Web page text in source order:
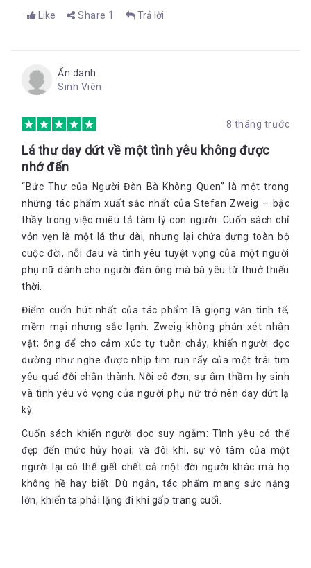
Like Share 1 Trả lời
Ẩn danh
Sinh Viên
8 tháng trước
Lá thư day dứt về một tình yêu không được
nhớ đến
“Bức Thư của Người Đàn Bà Không Quen” là một trong
những tác phẩm xuất sắc nhất của Stefan Zweig – bậc
thầy trong việc miêu tả tâm lý con người. Cuốn sách chỉ
vỏn vẹn là một lá thư dài, nhưng lại chứa đựng toàn bộ
cuộc đời, nỗi đau và tình yêu tuyệt vọng của một người
phụ nữ dành cho người đàn ông mà bà yêu từ thuở thiếu
thời.
Điểm cuốn hút nhất của tác phẩm là giọng văn tinh tế,
mềm mại nhưng sắc lạnh. Zweig không phán xét nhân
vật; ông để cho cảm xúc tự tuôn chảy, khiến người đọc
dường như nghe được nhịp tim run rẩy của một trái tim
yêu quá đỗi chân thành. Nỗi cô đơn, sự âm thầm hy sinh
và tình yêu vô vọng của người phụ nữ trở nên day dứt lạ
kỳ.
Cuốn sách khiến người đọc suy ngẫm: Tình yêu có thể
đẹp đến mức hủy hoại; và đôi khi, sự vô tâm của một
người lại có thể giết chết cả một đời người khác mà họ
không hề hay biết. Dù ngắn, tác phẩm mang sức nặng
lớn, khiến ta phải lặng đi khi gấp trang cuối.